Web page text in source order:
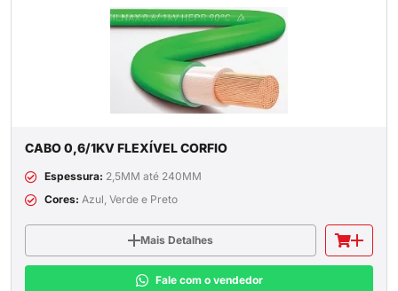
CABO 0,6/1KV FLEXÍVEL CORFIO
Espessura: 2,5MM até 240MM
Cores: Azul, Verde e Preto
Mais Detalhes
Fale com o vendedor